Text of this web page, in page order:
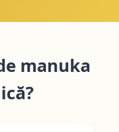
manuka